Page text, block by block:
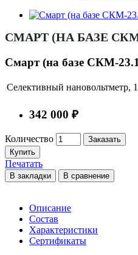
СМАРТ (НА БАЗЕ
Смарт (на базе СКМ-
Селективный нановольтметр,
342 000 ₽
Количество
Заказать
Купить
Печатать
В закладки В сравнение
Описание
Состав
Характеристики
Сертификаты